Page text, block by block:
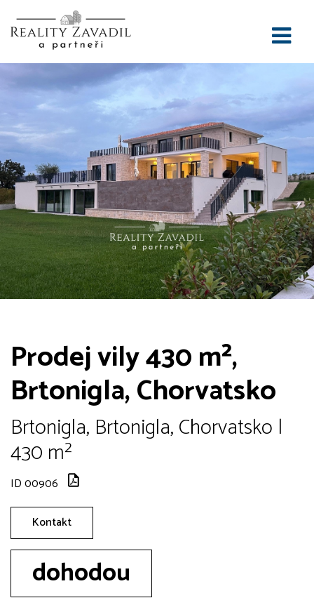
Prodej vily 430 m²,
Brtonigla, Chorvatsko
Brtonigla, Brtonigla, Chorvatsko |
430 m²
ID 00906
Kontakt
dohodou